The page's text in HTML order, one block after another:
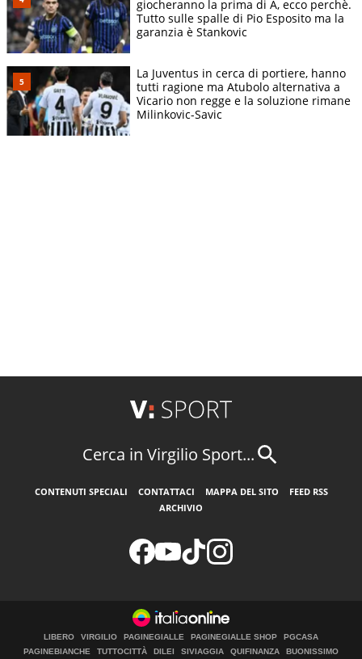
giocheranno la prima di A, ecco perchè.
Tutto sulle spalle di Pio Esposito ma la
garanzia è Stankovic
La Juventus in cerca di portiere, hanno
tutti ragione ma Atubolo alternativa a
Vicario non regge e la soluzione rimane
Milinkovic-Savic
Cerca in Virgilio Sport...
CONTENUTI SPECIALI CONTATTACI MAPPA DEL SITO
FEED RSS
ARCHIVIO
LIBERO VIRGILIO PAGINEGIALLE PAGINEGIALLE SHOP
PGCASA
PAGINEBIANCHE
TUTTOCITTÀ DILEI SIVIAGGIA QUIFINANZA BUONISSIMO